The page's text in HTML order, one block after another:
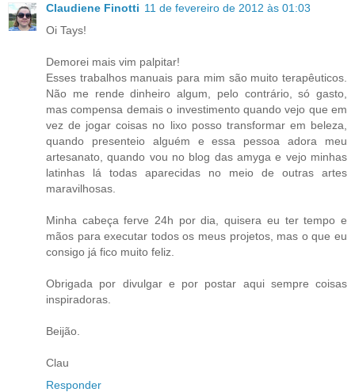
Claudiene Finotti 11 de fevereiro de 2012 às 01:03
Oi Tays!
Demorei mais vim palpitar!
Esses trabalhos manuais para mim são muito terapêuticos.
Não me rende dinheiro algum, pelo contrário, só gasto,
mas compensa demais o investimento quando vejo que em
vez de jogar coisas no lixo posso transformar em beleza,
quando presenteio alguém e essa pessoa adora meu
artesanato, quando vou no blog das amyga e vejo minhas
latinhas lá todas aparecidas no meio de outras artes
maravilhosas.
Minha cabeça ferve 24h por dia, quisera eu ter tempo e
mãos para executar todos os meus projetos, mas o que eu
consigo já fico muito feliz.
Obrigada por divulgar e por postar aqui sempre coisas
inspiradoras.
Beijão.
Clau
Responder